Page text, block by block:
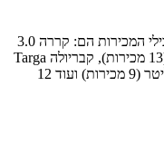
81 רכבי פורשה 911 נמכרו בשנת 2026. מובילי המכירות הם: קררה 3.0
ליטר (13 מכירות), GTS היברידי 3.6 ליטר (13 מכירות), קבריולה Targa
GTS 4 היברידי (10 מכירות), קררה S 3.0 ליטר (9 מכירות) ועוד 12